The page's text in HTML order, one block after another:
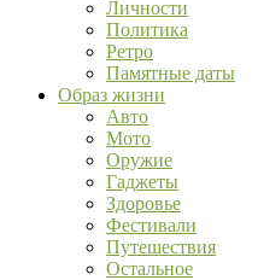
Личности
Политика
Ретро
Памятные даты
Образ жизни
Авто
Мото
Оружие
Гаджеты
Здоровье
Фестивали
Путешествия
Остальное